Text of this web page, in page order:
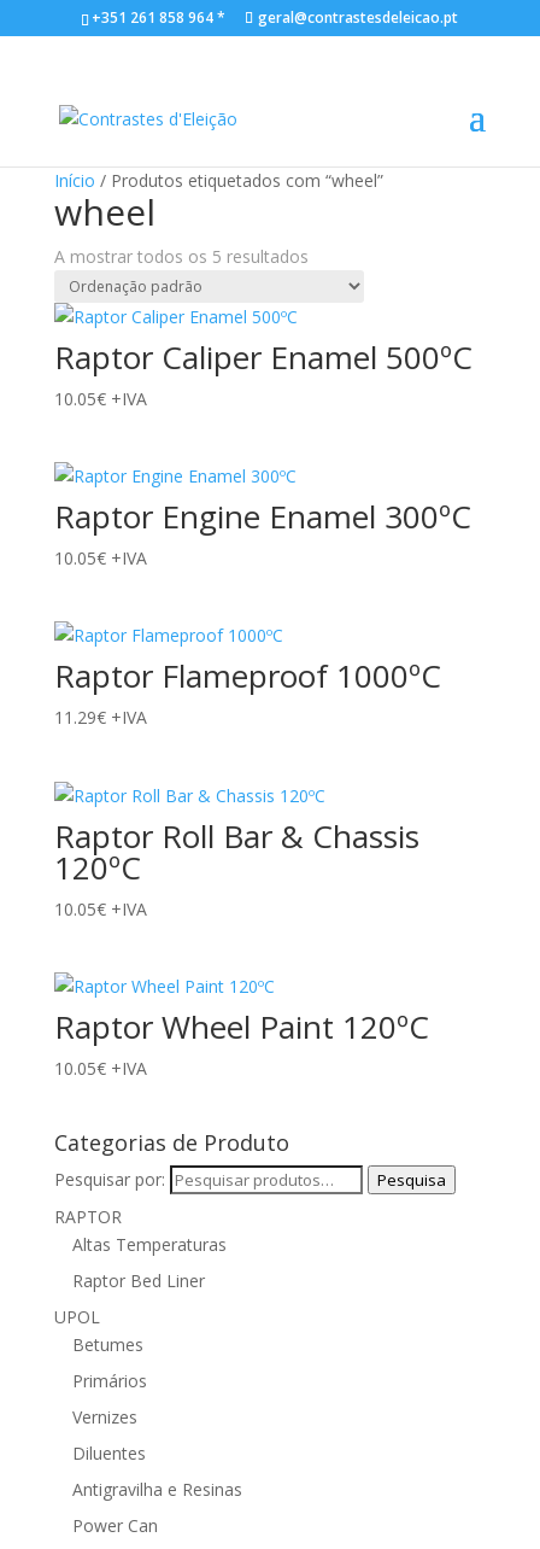
+351 261 858 964 * geral@contrastesdeleicao.pt
Início / Produtos etiquetados com “wheel”
wheel
A mostrar todos os 5 resultados
Raptor Caliper Enamel 500ºC
10.05€ +IVA
Raptor Engine Enamel 300ºC
10.05€ +IVA
Raptor Flameproof 1000ºC
11.29€ +IVA
Raptor Roll Bar & Chassis
120ºC
10.05€ +IVA
Raptor Wheel Paint 120ºC
10.05€ +IVA
Categorias de Produto
Pesquisar por: Pesquisa
RAPTOR
Altas Temperaturas
Raptor Bed Liner
UPOL
Betumes
Primários
Vernizes
Diluentes
Antigravilha e Resinas
Power Can